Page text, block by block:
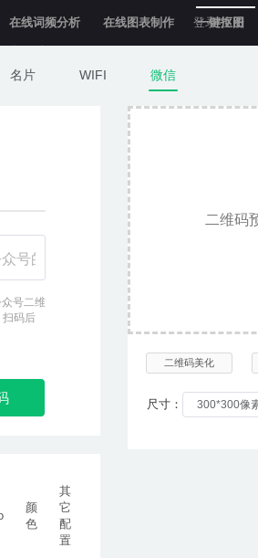
在线词频分析 在线图表制作 一键抠图
登录/注册
名片 WIFI 微信
号二维
扫码后
颜
色
其
它
配
置
二维码
二维码美化
尺寸：